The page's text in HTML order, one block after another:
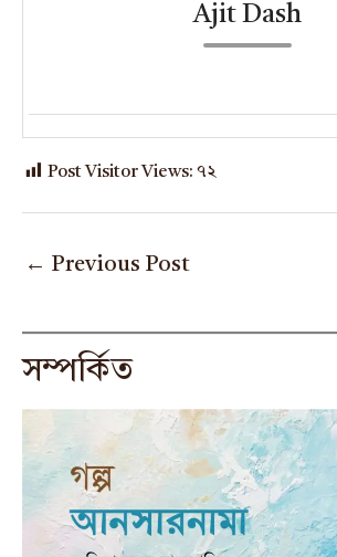
Ajit Dash
Post Visitor Views: ৭২
← Previous Post
সম্পর্কিত